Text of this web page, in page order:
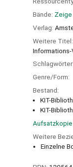
Bände: Zeige
Verlag:
Weitere Titel:
Schlagwörter:
Genre/Form:
Bestand:
KIT-
KIT-
Weitere
Einzelne